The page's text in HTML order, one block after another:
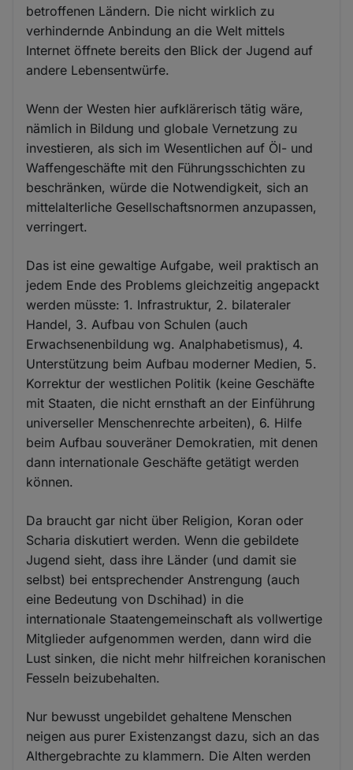
betroffenen Ländern. Die nicht wirklich zu
verhindernde Anbindung an die Welt mittels
Internet öffnete bereits den Blick der Jugend auf
andere Lebensentwürfe.
Wenn der Westen hier aufklärerisch tätig wäre,
nämlich in Bildung und globale Vernetzung zu
investieren, als sich im Wesentlichen auf Öl- und
Waffengeschäfte mit den Führungsschichten zu
beschränken, würde die Notwendigkeit, sich an
mittelalterliche Gesellschaftsnormen anzupassen,
verringert.
Das ist eine gewaltige Aufgabe, weil praktisch an
jedem Ende des Problems gleichzeitig angepackt
werden müsste: 1. Infrastruktur, 2. bilateraler
Handel, 3. Aufbau von Schulen (auch
Erwachsenenbildung wg. Analphabetismus), 4.
Unterstützung beim Aufbau moderner Medien, 5.
Korrektur der westlichen Politik (keine Geschäfte
mit Staaten, die nicht ernsthaft an der Einführung
universeller Menschenrechte arbeiten), 6. Hilfe
beim Aufbau souveräner Demokratien, mit denen
dann internationale Geschäfte getätigt werden
können.
Da braucht gar nicht über Religion, Koran oder
Scharia diskutiert werden. Wenn die gebildete
Jugend sieht, dass ihre Länder (und damit sie
selbst) bei entsprechender Anstrengung (auch
eine Bedeutung von Dschihad) in die
internationale Staatengemeinschaft als vollwertige
Mitglieder aufgenommen werden, dann wird die
Lust sinken, die nicht mehr hilfreichen koranischen
Fesseln beizubehalten.
Nur bewusst ungebildet gehaltene Menschen
neigen aus purer Existenzangst dazu, sich an das
Althergebrachte zu klammern. Die Alten werden